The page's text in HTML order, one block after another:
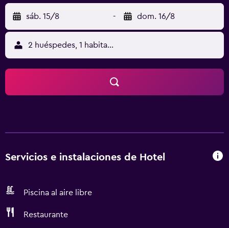
sáb. 15/8 - dom. 16/8
2 huéspedes, 1 habitación
Servicios e instalaciones de Hotel
Piscina al aire libre
Restaurante